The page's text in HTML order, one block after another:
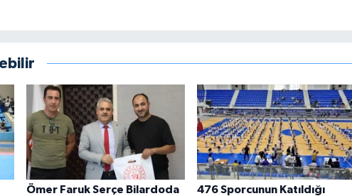
Ömer Faruk Serçe Bilardoda
476 Sporcunun Katıldığı